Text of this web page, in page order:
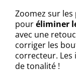
Zoomez sur
pouréliminer
avec une
corriger les
correcteur.
de tonalité !